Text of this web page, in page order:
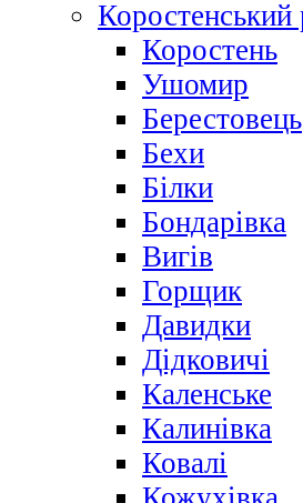
Коростенський
Коростень
Ушомир
Берестовець
Бехи
Білки
Бондарівка
Вигів
Горщик
Давидки
Дідковичі
Каленське
Калинівка
Ковалі